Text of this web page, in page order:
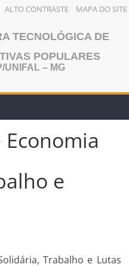
ALTO CONTRASTE MAPA DO SITE
TECNOLÓGICA DE
POPULARES
UNIFAL – MG
e
Trabalho e Lutas